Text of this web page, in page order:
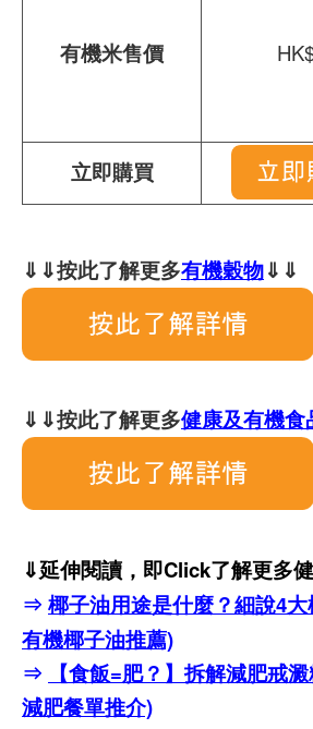
有機米售價
立即購買
⇓⇓按此了解更多有機穀物⇓⇓
⇓⇓按此了解更多健康及有機食
⇓延伸閱讀，即Click了解更多
⇒ 椰子油用途是什麼？細說4
有機椰子油推薦)
⇒
【食飯=肥？】拆解減肥戒
減肥餐單推介)